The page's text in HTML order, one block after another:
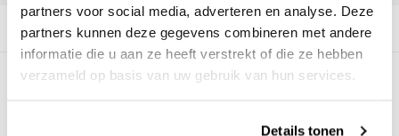
partners voor social media, adverteren en analyse. Deze
partners kunnen deze gegevens combineren met andere
informatie die u aan ze heeft verstrekt of die ze hebben
verzameld op basis van uw gebruik van hun services.
Details tonen
Productomschrijving
STERREN OP BASIS VAN